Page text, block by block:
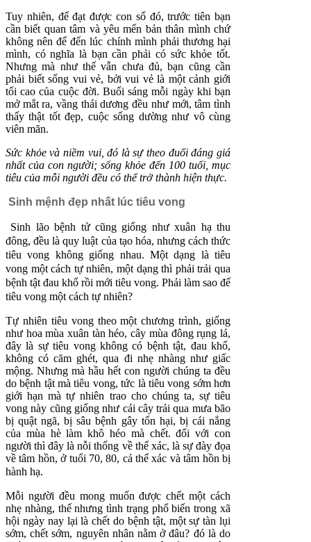
Tuy nhiên, để đạt được con số đó, trước tiên bạn
cần biết quan tâm và yêu mến bản thân mình chứ
không nên để đến lúc chính mình phải thương hại
mình, có nghĩa là bạn cần phải có sức khỏe tốt.
Nhưng mà như thế vẫn chưa đủ, bạn cũng cần
phải biết sống vui vẻ, bởi vui vẻ là một cảnh giới
tối cao của cuộc đời. Buổi sáng mỗi ngày khi bạn
mở mắt ra, vầng thái dương đều như mới, tâm tình
thấy thật tốt đẹp, cuộc sống dường như vô cùng
viên mãn.
Sức khỏe và niềm vui, đó là sự theo đuổi đáng giá
nhất của con người; sống khỏe đến 100 tuổi, mục
tiêu của mỗi người đều có thể trở thành hiện thực.
Sinh mệnh đẹp nhất lúc tiêu vong
Sinh lão bệnh tử cũng giống như xuân hạ thu
đông, đều là quy luật của tạo hóa, nhưng cách thức
tiêu vong không giống nhau. Một dạng là tiêu
vong một cách tự nhiên, một dạng thì phải trải qua
bệnh tật đau khổ rồi mới tiêu vong. Phải làm sao để
tiêu vong một cách tự nhiên?
Tự nhiên tiêu vong theo một chương trình, giống
như hoa mùa xuân tàn héo, cây mùa đông rụng lá,
đây là sự tiêu vong không có bệnh tật, đau khổ,
không có căm ghét, qua đi nhẹ nhàng như giấc
mộng. Nhưng mà hầu hết con người chúng ta đều
do bệnh tật mà tiêu vong, tức là tiêu vong sớm hơn
giới hạn mà tự nhiên trao cho chúng ta, sự tiêu
vong này cũng giống như cái cây trải qua mưa bão
bị quật ngã, bị sâu bệnh gây tổn hại, bị cái nắng
của mùa hè làm khô héo mà chết. đối với con
người thì đây là nỗi thống về thể xác, là sự đày đọa
về tâm hồn, ở tuổi 70, 80, cả thể xác và tâm hồn bị
hành hạ.
Mỗi người đều mong muốn được chết một cách
nhẹ nhàng, thế nhưng tình trạng phổ biến trong xã
hội ngày nay lại là chết do bệnh tật, một sự tàn lụi
sớm, chết sớm, nguyên nhân nằm ở đâu? đó là do